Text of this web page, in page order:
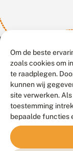
Om de beste
zoals cookies om
te raadplegen.
kunnen wij
site verwerken.
toestemming
bepaalde functies
Contact
Meld
Duurzaam